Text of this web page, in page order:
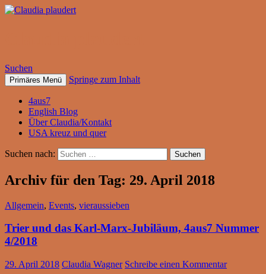
Suchen
Primäres Menü Springe zum Inhalt
4aus7
English Blog
Über Claudia/Kontakt
USA kreuz und quer
Suchen nach:
Archiv für den Tag: 29. April 2018
Allgemein, Events, vieraussieben
Trier und das Karl-Marx-Jubiläum, 4aus7 Nummer
4/2018
29. April 2018 Claudia Wagner Schreibe einen Kommentar